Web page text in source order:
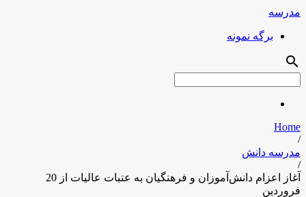
مدرسه
برگه نمونه
search
Home
/
مدرسه دانش
/
آغاز اعزام دانش‌آموزان و فرهنگیان به عتبات عالیات از 20
فروردین